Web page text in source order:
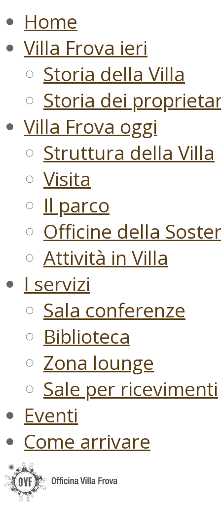
Home
Villa Frova ieri
Storia della Villa
Storia dei
Villa Frova oggi
Struttura della Villa
Visita
Il parco
Officine della
Attività in Villa
I servizi
Sala conferenze
Biblioteca
Zona lounge
Sale per ricevimenti
Eventi
Come arrivare